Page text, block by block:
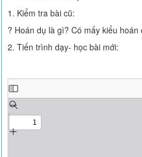
1. Kiểm tra bài cũ:
? Hoán dụ là gì? Có mấy kiểu hoán
2. Tiến trình dạy- học bài mới: